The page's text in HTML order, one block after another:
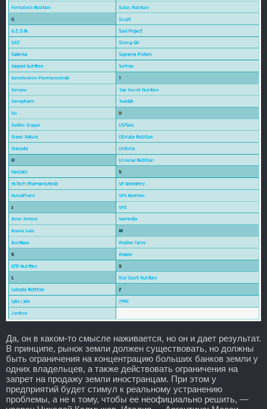
Да, он в каком-то смысле наживается, но он и дает результат.
В принципе, рынок земли должен существовать, но должны
быть ограничения на концентрацию больших банков земли у
одних владельцев, а также действовать ограничения на
запрет на продажу земли иностранцам. При этом у
предприятий будет стимул к реальному устранению
проблемы, а не к тому, чтобы ее неофициально решить, —